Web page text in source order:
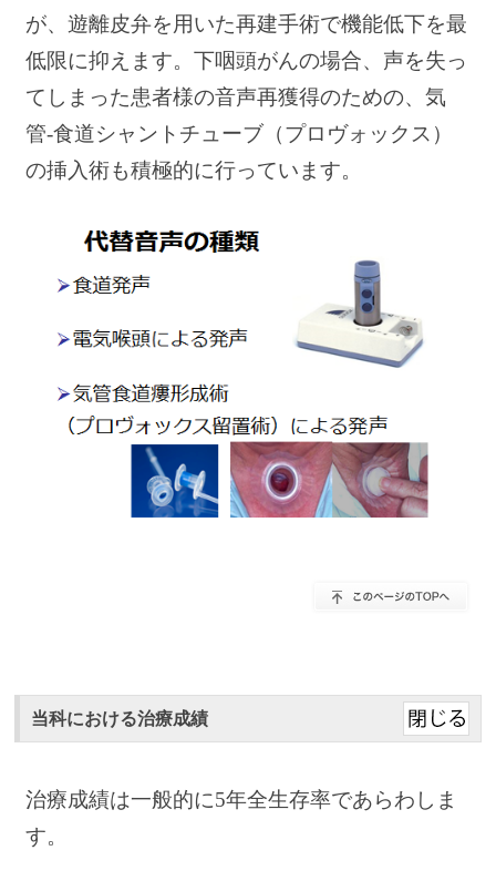
が、遊離皮弁を用いた再建手術で機能低下を最
低限に抑えます。下咽頭がんの場合、声を失っ
てしまった患者様の音声再獲得のための、気
管-食道シャントチューブ（プロヴォックス）
の挿入術も積極的に行っています。
当科における治療成績
治療成績は一般的に5年全生存率であらわしま
す。